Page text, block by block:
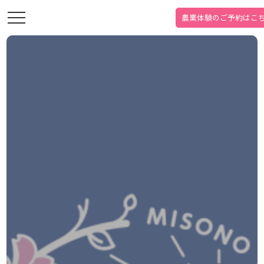
農業体験の ご予約はこ